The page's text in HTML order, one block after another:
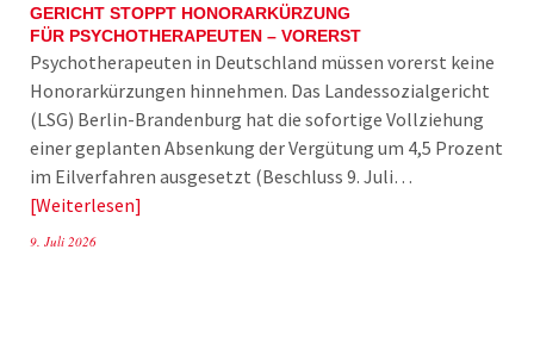
GERICHT STOPPT HONORARKÜRZUNG
FÜR PSYCHOTHERAPEUTEN – VORERST
Psychotherapeuten in Deutschland müssen vorerst keine
Honorarkürzungen hinnehmen. Das Landessozialgericht
(LSG) Berlin-Brandenburg hat die sofortige Vollziehung
einer geplanten Absenkung der Vergütung um 4,5 Prozent
im Eilverfahren ausgesetzt (Beschluss 9. Juli…
Weiterlesen
9. Juli 2026